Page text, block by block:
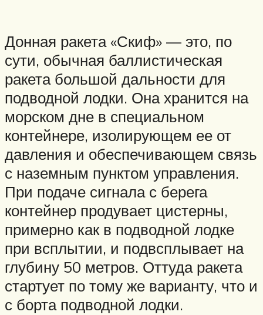
Донная ракета «Скиф» — это, по
сути, обычная баллистическая
ракета большой дальности для
подводной лодки. Она хранится на
морском дне в специальном
контейнере, изолирующем ее от
давления и обеспечивающем связь
с наземным пунктом управления.
При подаче сигнала с берега
контейнер продувает цистерны,
примерно как в подводной лодке
при всплытии, и подвсплывает на
глубину 50 метров. Оттуда ракета
стартует по тому же варианту, что и
с борта подводной лодки.